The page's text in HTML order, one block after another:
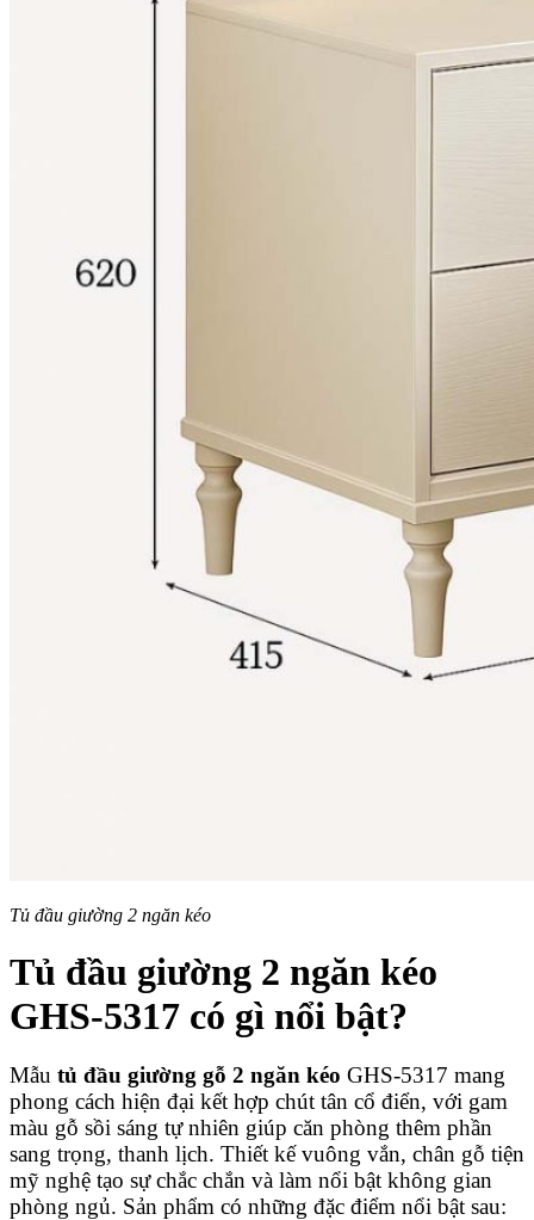
Tủ đầu giường 2 ngăn kéo
Tủ đầu giường 2 ngăn kéo
GHS-5317 có gì nổi bật?
Mẫu tủ đầu giường gỗ 2 ngăn kéo GHS-5317 mang
phong cách hiện đại kết hợp chút tân cổ điển, với gam
màu gỗ sồi sáng tự nhiên giúp căn phòng thêm phần
sang trọng, thanh lịch. Thiết kế vuông vắn, chân gỗ tiện
mỹ nghệ tạo sự chắc chắn và làm nổi bật không gian
phòng ngủ. Sản phẩm có những đặc điểm nổi bật sau: